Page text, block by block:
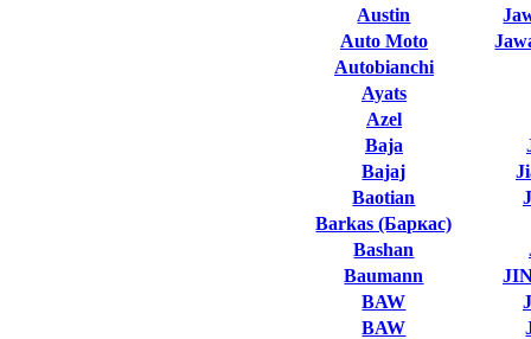
Austin
Auto Moto
Autobianchi
Ayats
Azel
Baja
Bajaj
Baotian
Barkas (Баркас)
Bashan
Baumann
BAW
BAW